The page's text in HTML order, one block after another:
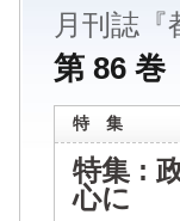
月刊誌『
第 86
特 集
特集 :
心に